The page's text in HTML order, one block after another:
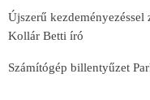
Újszerű
Kollár Betti író
Számítógép billentyűzet